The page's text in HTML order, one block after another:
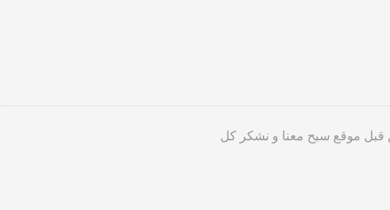
قبل موقع سبح معنا و نشكر كل